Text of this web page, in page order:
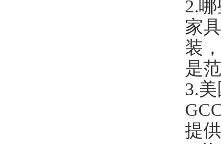
2.
家
装
是
3.
提